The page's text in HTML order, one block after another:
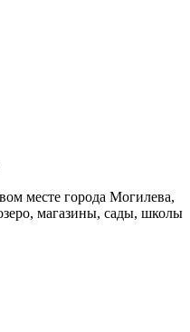
месте города Могилева,
магазины, сады, школы